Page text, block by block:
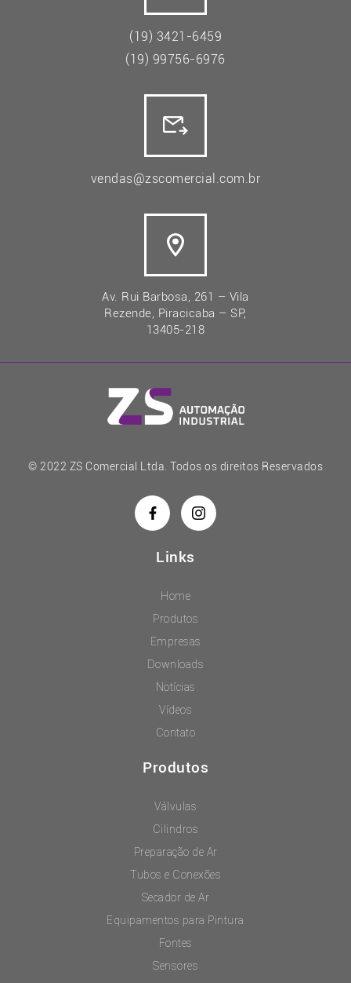
(19) 3421-6459
(19) 99756-6976
vendas@zscomercial.com.br
Av. Rui Barbosa, 261 – Vila
Rezende, Piracicaba – SP,
13405-218
© 2022 ZS Comercial Ltda. Todos os direitos Reservados
Links
Home
Produtos
Empresas
Downloads
Notícias
Vídeos
Contato
Produtos
Válvulas
Cilindros
Preparação de Ar
Tubos e Conexões
Secador de Ar
Equipamentos para Pintura
Fontes
Sensores